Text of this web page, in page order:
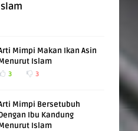
Mimpi Makan Ikan Asin
Islam
3 3
Mimpi Bersetubuh
Ibu Kandung
Islam